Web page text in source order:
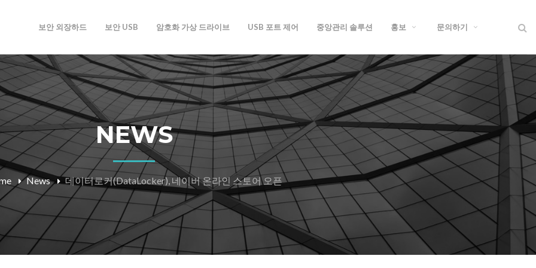
보안 외장하드 보안 USB 암호화 가상 드라이브 USB 포트 제어 중앙관리 솔루션 홍보 문의하기
NEWS
News 데이터로커(DataLocker), 네이버 온라인 스토어 오픈